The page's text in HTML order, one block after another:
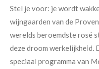
Stel je voor: je wordt
wijngaarden van de
werelds beroemdste rosé
deze droom werkelijkheid.
speciaal programma van